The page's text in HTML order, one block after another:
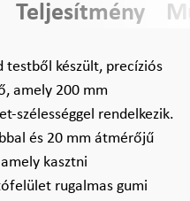
Teljesítmény
testből készült, precíziós
amely 200 mm
szélességgel rendelkezik.
és 20 mm átmérőjű
kasztni
rugalmas gumi